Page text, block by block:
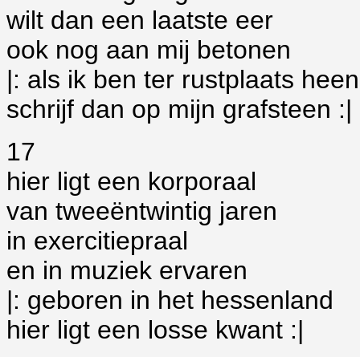
wilt dan een laatste eer
ook nog aan mij betonen
|: als ik ben ter rustplaats heen
schrijf dan op mijn grafsteen :|
17
hier ligt een korporaal
van tweeëntwintig jaren
in exercitiepraal
en in muziek ervaren
|: geboren in het hessenland
hier ligt een losse kwant :|